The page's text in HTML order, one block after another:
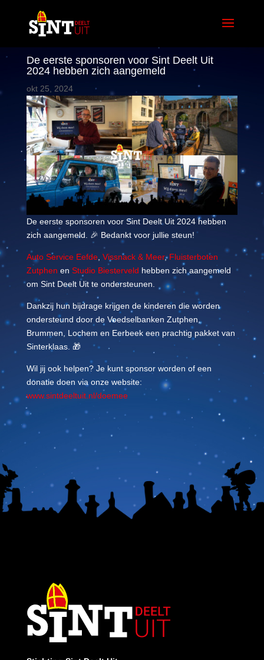
De eerste sponsoren voor Sint Deelt Uit
2024 hebben zich aangemeld
okt 25, 2024
De eerste sponsoren voor Sint Deelt Uit 2024 hebben
zich aangemeld. 🎉 Bedankt voor jullie steun!
Auto Service Eefde, Vissnack & Meer,Fluisterboten
Zutphen en Studio Biesterveld hebben zich aangemeld
om Sint Deelt Uit te ondersteunen.
Dankzij hun bijdrage krijgen de kinderen die worden
ondersteund door de Voedselbanken Zutphen,
Brummen, Lochem en Eerbeek een prachtig pakket van
Sinterklaas. 🎁
Wil jij ook helpen? Je kunt sponsor worden of een
donatie doen via onze website:
www.sintdeeltuit.nl/doemee